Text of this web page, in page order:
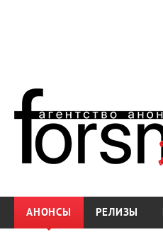
АНОНСЫ РЕЛИЗЫ